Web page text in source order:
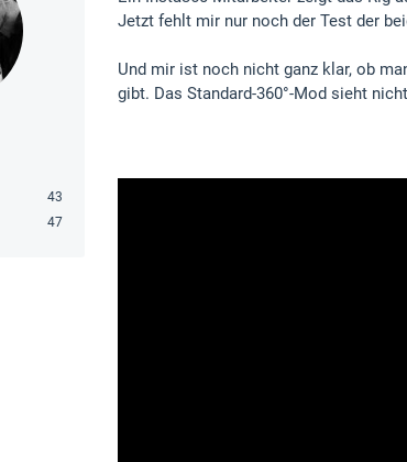
43
47
Jetzt fehlt mir nur noch der Test der
Und mir ist noch nicht ganz klar, ob
gibt. Das Standard-360°-Mod sieht